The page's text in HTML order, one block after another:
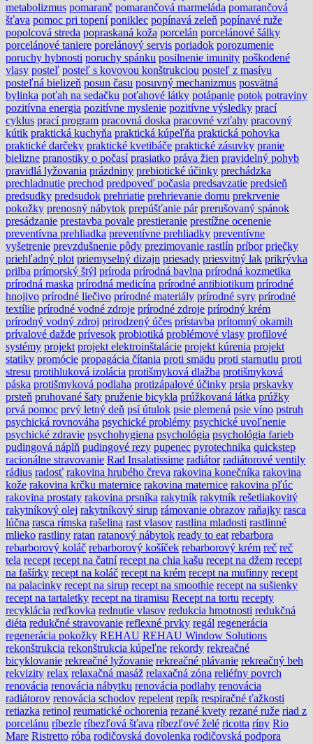
metabolizmus pomaranč pomarančová marmeláda pomarančová
šťava pomoc pri topení poniklec popínavá zeleň popínavé ruže
popolcová streda popraskaná koža porcelán porcelánové šálky
porcelánové taniere porelánový servis poriadok porozumenie
poruchy hybnosti poruchy spánku posilnenie imunity poškodené
vlasy posteľ posteľ s kovovou konštrukciou posteľ z masívu
posteľná bielizeň posun času posuvný mechanizmus posvätná
bylinka poťah na sedačku poťahové látky potápanie potok potraviny
pozitívna energia pozitívne myslenie pozitívne výsledky prací
cyklus prací program pracovná doska pracovné vzťahy pracovný
kútik praktická kuchyňa praktická kúpeľňa praktická pohovka
praktické darčeky praktické kvetibáče praktické zásuvky pranie
bielizne pranostiky o počasí prasiatko práva žien pravidelný pohyb
pravidlá lyžovania prázdniny prebiotické účinky prechádzka
prechladnutie prechod predpoveď počasia predsavzatie predsieň
predsudky predsudok prehriatie prehrievanie domu prekrvenie
pokožky prenosný nábytok prepúšťanie pár prerušovaný spánok
presádzanie prestavba povale prestieranie prestížne ocenenie
preventívna prehliadka preventívne prehliadky preventívne
vyšetrenie prevzdušnenie pôdy prezimovanie rastlín príbor priečky
priehľadný plot priemyselný dizajn priesady priesvitný lak prikrývka
prilba prímorský štýl príroda prírodná bavlna prírodná kozmetika
prírodná maska prírodná medicína prírodné antibiotikum prírodné
hnojivo prírodné liečivo prírodné materiály prírodné syry prírodné
textílie prírodné vodné zdroje prírodné zdroje prírodný krém
prírodný vodný zdroj prirodzený účes prístavba prítomný okamih
prívalové dažde prívesok probiotiká problémové vlasy profilové
systémy projekt projekt elektroinštalácie projekt kúrenia projekt
statiky promócie propagácia čítania proti smädu proti starnutiu proti
stresu protihluková izolácia protišmyková dlažba protišmyková
páska protišmyková podlaha protizápalové účinky prsia prskavky
prsteň pruhované šaty pruženie bicykla prúžkovaná látka prúžky
prvá pomoc prvý letný deň psí útulok psie plemená psie víno pstruh
psychická rovnováha psychické problémy psychické uvoľnenie
psychické zdravie psychohygiena psychológia psychológia farieb
pudingová náplň pudingové rezy pupenec pyrotechnika quickstep
racionálne stravovanie Rad Insalatissime radiátor radiátorové ventily
rádius radosť rakovina hrubého čreva rakovina konečníka rakovina
kože rakovina krčku maternice rakovina maternice rakovina pľúc
rakovina prostaty rakovina prsníka rakytník rakytník rešetliakovitý
rakytníkový olej rakytníkový sirup rámovanie obrazov raňajky rasca
lúčna rasca rímska rašelina rast vlasov rastlina mladosti rastlinné
mlieko rastliny ratan ratanový nábytok ready to eat rebarbora
rebarborový koláč rebarborový košíček rebarborový krém reč reč
tela recept recept na čatní recept na chia kašu recept na džem recept
na fašírky recept na koláč recept na krém recept na mufinny recept
na palacinky recept na sirup recept na smoothie recept na sušienky
recept na tartaletky recept na tiramisu Recept na tortu recepty
recyklácia reďkovka rednutie vlasov redukcia hmotnosti redukčná
diéta redukčné stravovanie reflexné prvky regál regenerácia
regenerácia pokožky REHAU REHAU Window Solutions
rekonštrukcia rekonštrukcia kúpeľne rekordy rekreačné
bicyklovanie rekreačné lyžovanie rekreačné plávanie rekreačný beh
rekvizity relax relaxačná masáž relaxačná zóna reliéfny povrch
renovácia renovácia nábytku renovácia podlahy renovácia
radiátorov renovácia schodov repelent repík respiračné ťažkosti
retiazka retinol reumatické ochorenia rezané kvety rezané ruže riad z
porcelánu ríbezle ríbezľová šťava ríbezľové želé ricotta ríny Rio
Mare Ristretto róba rodičovská dovolenka rodičovská podpora